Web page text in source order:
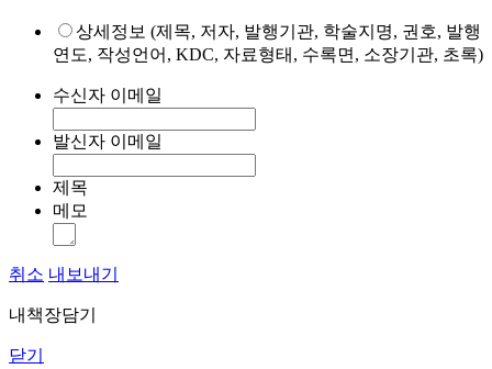
상세정보 (제목, 저자, 발행기관, 학술지명, 권호, 발행
연도, 작성언어, KDC, 자료형태, 수록면, 소장기관, 초록)
수신자 이메일
발신자 이메일
제목
메모
취소 내보내기
내책장담기
닫기